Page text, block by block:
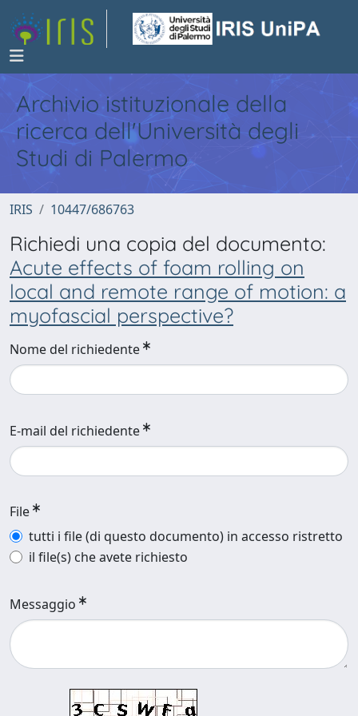
Archivio istituzionale della
ricerca dell'Università degli
Studi di Palermo
IRIS 10447/686763
Richiedi una copia del documento:
Acute effects of foam rolling on
local and remote range of motion: a
myofascial perspective?
Nome del richiedente
E-mail del richiedente
File
tutti i file (di questo documento) in accesso ristretto
il file(s) che avete richiesto
Messaggio